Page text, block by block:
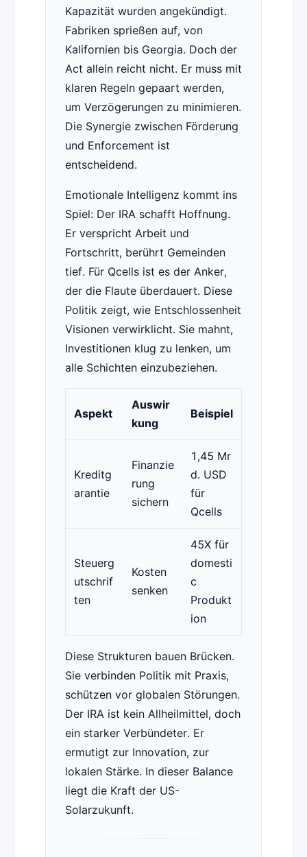
Kapazität wurden angekündigt.
Fabriken sprießen auf, von
Kalifornien bis Georgia. Doch der
Act allein reicht nicht. Er muss mit
klaren Regeln gepaart werden,
um Verzögerungen zu minimieren.
Die Synergie zwischen Förderung
und Enforcement ist
entscheidend.
Emotionale Intelligenz kommt ins
Spiel: Der IRA schafft Hoffnung.
Er verspricht Arbeit und
Fortschritt, berührt Gemeinden
tief. Für Qcells ist es der Anker,
der die Flaute überdauert. Diese
Politik zeigt, wie Entschlossenheit
Visionen verwirklicht. Sie mahnt,
Investitionen klug zu lenken, um
alle Schichten einzubeziehen.
Aspekt
Auswir
kung
Beispiel
Kreditg
arantie
Finanzie
rung
sichern
1,45 Mr
d. USD
für
Qcells
Steuerg
utschrif
ten
Kosten
senken
45X für
domesti
c
Produkt
ion
Diese Strukturen bauen Brücken.
Sie verbinden Politik mit Praxis,
schützen vor globalen Störungen.
Der IRA ist kein Allheilmittel, doch
ein starker Verbündeter. Er
ermutigt zur Innovation, zur
lokalen Stärke. In dieser Balance
liegt die Kraft der US-
Solarzukunft.